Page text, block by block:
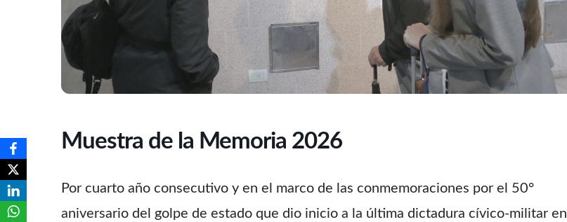
Muestra de la Memoria 2026
Por cuarto año consecutivo y en el marco de las conmemoraciones por el 50°
aniversario del golpe de estado que dio inicio a la última dictadura cívico-militar en